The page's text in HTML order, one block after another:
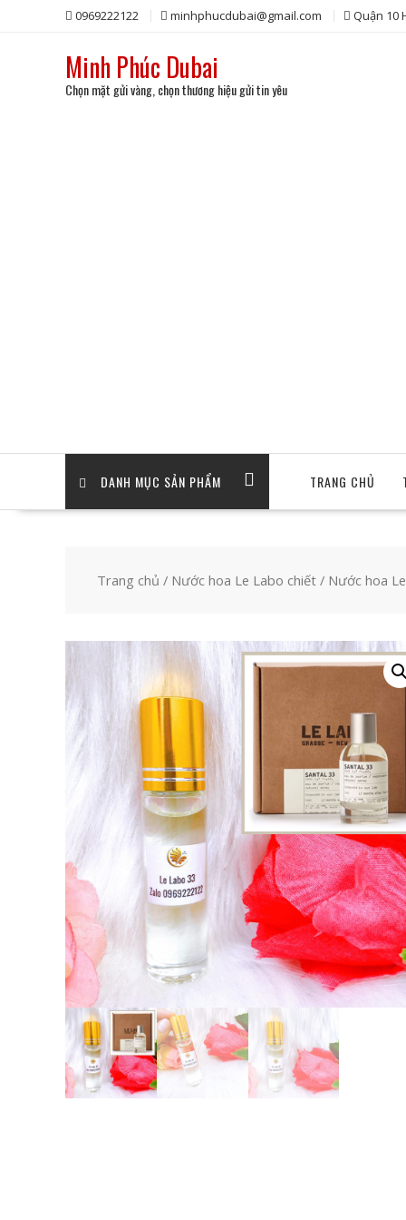
0969222122 minhphucdubai@gmail.com Quận 10
Minh Phúc Dubai
Chọn mặt gửi vàng, chọn thương hiệu gửi tin yêu
DANH MỤC SẢN PHẨM TRANG CHỦ
Trang chủ / Nước hoa Le Labo chiết/ Nước hoa